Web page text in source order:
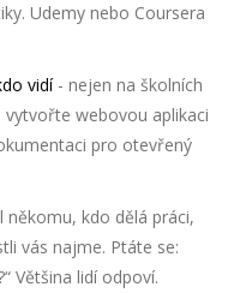
Udemy nebo Coursera
vidí- nejen na školních
webovou aplikaci
pro otevřený
někomu, kdo dělá práci,
vás najme. Ptáte se:
Většina lidí odpoví.